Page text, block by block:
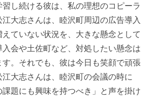
し続ける彼は、私の理想のコピーラ
大志さんは、睦沢町周辺の広告導入
ていない状況を、大きな懸念として
会や土佐町など、対処したい懸念は
す。それでも、彼は今日も笑顔で頑張
江大志さんは、睦沢町の会議の時に
課題にも興味を持つべき」と声を掛け